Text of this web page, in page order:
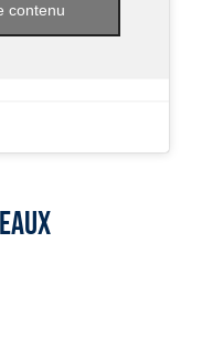
contenu